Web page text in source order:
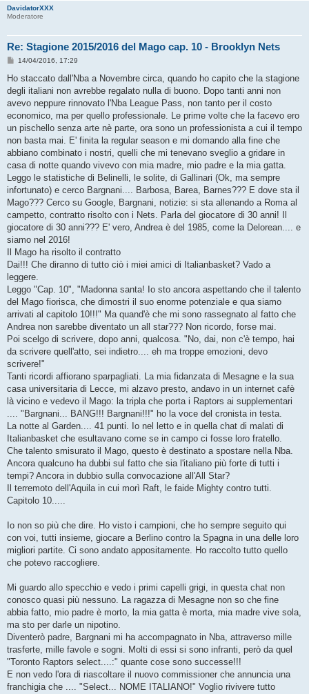
DavidatorXXX
Moderatore
Re: Stagione 2015/2016 del Mago cap. 10 - Brooklyn Nets
M
s
a
g
i
o
14/04/2016, 17:29
Ho staccato dall'Nba a Novembre circa, quando ho capito che la stagione
degli italiani non avrebbe regalato nulla di buono. Dopo tanti anni non
avevo neppure rinnovato l'Nba League Pass, non tanto per il costo
economico, ma per quello professionale. Le prime volte che la facevo ero
un pischello senza arte nè parte, ora sono un professionista a cui il tempo
non basta mai. E' finita la regular season e mi domando alla fine che
abbiano combinato i nostri, quelli che mi tenevano sveglio a gridare in
casa di notte quando vivevo con mia madre, mio padre e la mia gatta.
Leggo le statistiche di Belinelli, le solite, di Gallinari (Ok, ma sempre
infortunato) e cerco Bargnani.... Barbosa, Barea, Barnes??? E dove sta il
Mago??? Cerco su Google, Bargnani, notizie: si sta allenando a Roma al
campetto, contratto risolto con i Nets. Parla del giocatore di 30 anni! Il
giocatore di 30 anni??? E' vero, Andrea è del 1985, come la Delorean.... e
siamo nel 2016!
Il Mago ha risolto il contratto
Dai!!! Che diranno di tutto ciò i miei amici di Italianbasket? Vado a
leggere.
Leggo "Cap. 10", "Madonna santa! Io sto ancora aspettando che il talento
del Mago fiorisca, che dimostri il suo enorme potenziale e qua siamo
arrivati al capitolo 10!!!" Ma quand'è che mi sono rassegnato al fatto che
Andrea non sarebbe diventato un all star??? Non ricordo, forse mai.
Poi scelgo di scrivere, dopo anni, qualcosa. "No, dai, non c'è tempo, hai
da scrivere quell'atto, sei indietro.... eh ma troppe emozioni, devo
scrivere!"
Tanti ricordi affiorano sparpagliati. La mia fidanzata di Mesagne e la sua
casa universitaria di Lecce, mi alzavo presto, andavo in un internet cafè
là vicino e vedevo il Mago: la tripla che porta i Raptors ai supplementari
.... "Bargnani... BANG!!! Bargnani!!!" ho la voce del cronista in testa.
La notte al Garden.... 41 punti. Io nel letto e in quella chat di malati di
Italianbasket che esultavano come se in campo ci fosse loro fratello.
Che talento smisurato il Mago, questo è destinato a spostare nella Nba.
Ancora qualcuno ha dubbi sul fatto che sia l'italiano più forte di tutti i
tempi? Ancora in dubbio sulla convocazione all'All Star?
Il terremoto dell'Aquila in cui morì Raft, le faide Mighty contro tutti.
Capitolo 10.....
Io non so più che dire. Ho visto i campioni, che ho sempre seguito qui
con voi, tutti insieme, giocare a Berlino contro la Spagna in una delle loro
migliori partite. Ci sono andato appositamente. Ho raccolto tutto quello
che potevo raccogliere.
Mi guardo allo specchio e vedo i primi capelli grigi, in questa chat non
conosco quasi più nessuno. La ragazza di Mesagne non so che fine
abbia fatto, mio padre è morto, la mia gatta è morta, mia madre vive sola,
ma sto per darle un nipotino.
Diventerò padre, Bargnani mi ha accompagnato in Nba, attraverso mille
trasferte, mille favole e sogni. Molti di essi si sono infranti, però da quel
"Toronto Raptors select....:" quante cose sono successe!!!
E non vedo l'ora di riascoltare il nuovo commissioner che annuncia una
franchigia che .... "Select... NOME ITALIANO!" Voglio rivivere tutto